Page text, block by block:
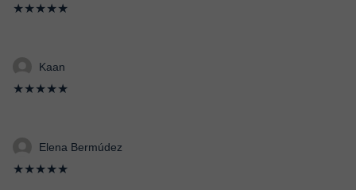
★★★★★
Kaan
★★★★★
Elena Bermúdez
★★★★★